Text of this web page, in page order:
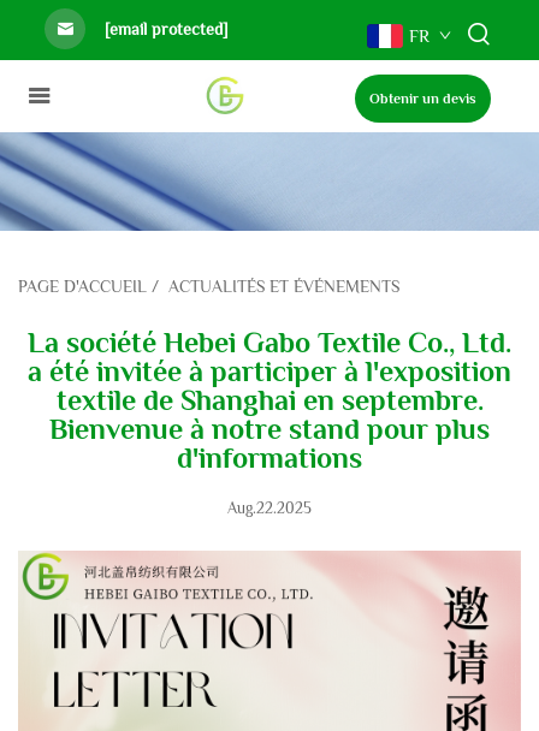
[email protected] FR
Obtenir un devis
PAGE D'ACCUEIL / ACTUALITÉS ET ÉVÉNEMENTS
La société Hebei Gabo Textile Co., Ltd.
a été invitée à participer à l'exposition
textile de Shanghai en septembre.
Bienvenue à notre stand pour plus
d'informations
Aug.22.2025